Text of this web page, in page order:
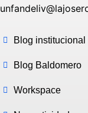
Blog institucional
Blog Baldomero
Workspace